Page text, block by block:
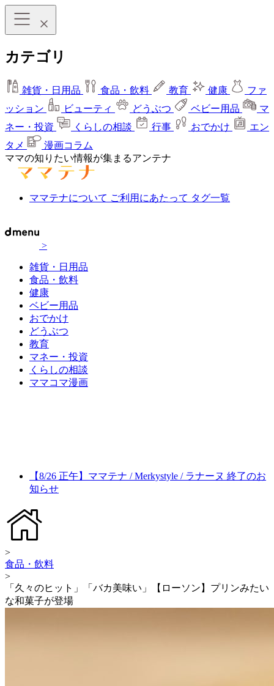
カテゴリ
雑貨・日用品 食品・飲料 教育 健康
ファ
ッション
ビューティ どうぶつ ベビー用品
マ
ネー・投資
くらしの相談 行事 おでかけ
エン
タメ
漫画コラム
ママの知りたい情報が集まるアンテナ
ママテナについて ご利用にあたって タグ一覧
>
雑貨・日用品
食品・飲料
健康
ベビー用品
おでかけ
どうぶつ
教育
マネー・投資
くらしの相談
ママコマ漫画
【8/26 正午】ママテナ / Merkystyle / ラナーヌ 終了のお
知らせ
>
食品・飲料
>
「久々のヒット」「バカ美味い」【ローソン】プリンみたい
な和菓子が登場